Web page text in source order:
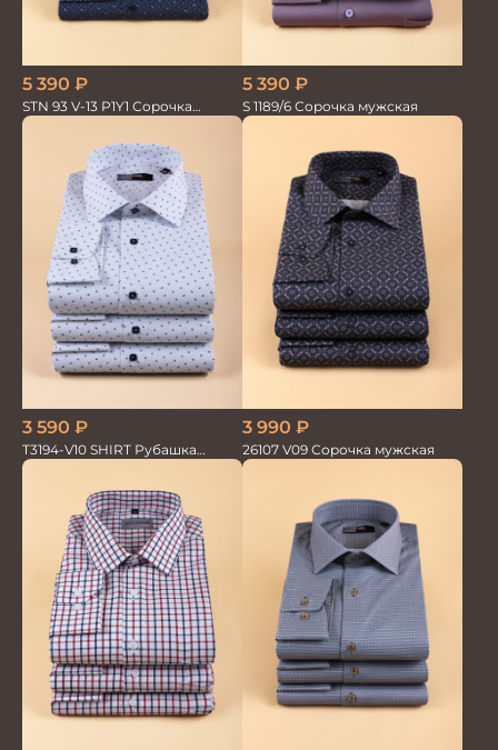
5 390 ₽
STN 93 V-13 P1Y1 Сорочка
мужская
5 390 ₽
S 1189/6 Сорочка мужская
3 590 ₽
T3194-V10 SHIRT Рубашка
мужская
3 990 ₽
26107 V09 Сорочка мужская